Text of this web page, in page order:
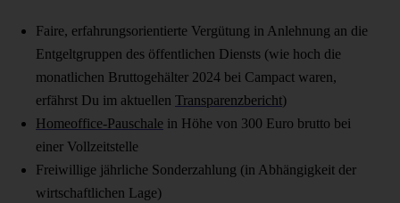
Faire, erfahrungsorientierte Vergütung in Anlehnung an die
Entgeltgruppen des öffentlichen Diensts (wie hoch die
monatlichen Bruttogehälter 2024 bei Campact waren,
erfährst Du im aktuellen Transparenzbericht)
Homeoffice-Pauschale in Höhe von 300 Euro brutto bei
einer Vollzeitstelle
Freiwillige jährliche Sonderzahlung (in Abhängigkeit der
wirtschaftlichen Lage)